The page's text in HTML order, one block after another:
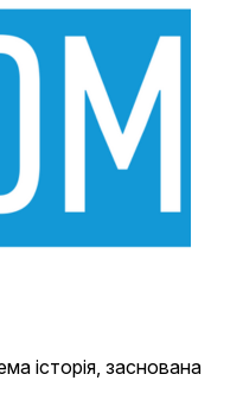
історія, заснована